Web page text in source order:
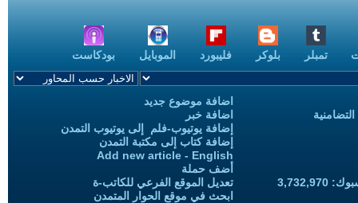
تمبلر بلوكر فليبورد الموبايل بودكاست
اضافة موضوع جديد
اضافة خبر
إضافة يوتيوب-فلم إلى يوتيوب التمدن
إضافة كتاب إلى مكتبة التمدن
Add new article - English
أضف حملة
تعديل الموقع الفرعي للكاتب-ة
ابحث في موقع الحوار المتمدن